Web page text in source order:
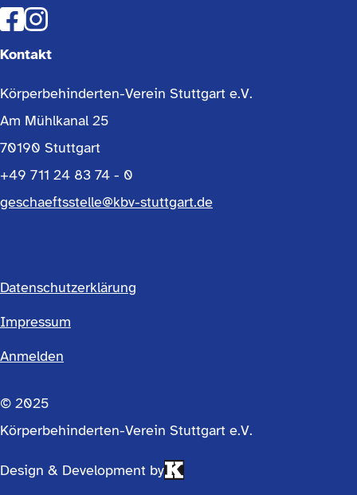
Kontakt
Körperbehinderten-Verein Stuttgart e.V.
Am Mühlkanal 25
70190 Stuttgart
+49 711 24 83 74 - 0
geschaeftsstelle@kbv-stuttgart.de
Footermenü
Datenschutzerklärung
Impressum
Anmelden
© 2025
Körperbehinderten-Verein Stuttgart e.V.
Design & Development by